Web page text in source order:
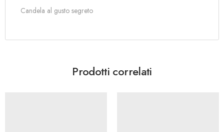
Candela al gusto segreto
Prodotti correlati